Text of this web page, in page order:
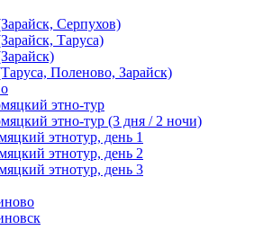
Серпухов)
Таруса)
Поленово, Зарайск)
этно-тур
этно-тур (3 дня / 2 ночи)
этнотур, день 1
этнотур, день 2
этнотур, день 3